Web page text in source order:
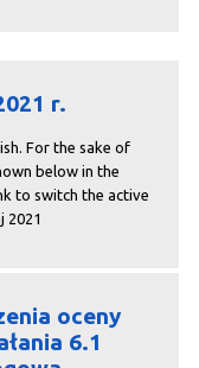
r.
For the sake of
below in the
to switch the active
2021
oceny
6.1